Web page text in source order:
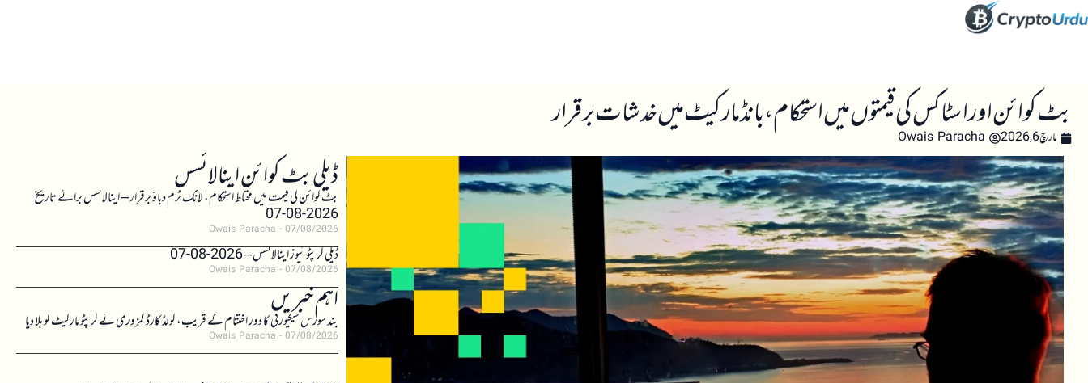
بٹ کوائن اور اسٹاکس کی قیمتوں میں استحکام، بانڈ مارکیٹ میں خدشات برقرار
مارچ 6, 2026 Owais Paracha
ڈیلی بٹ کوائن اینالائسس
بٹ کوائن کی قیمت میں محتاط استحکام، لانگ ٹرم دباؤ برقرار – اینالائسس برائے تاریخ
2026-08-07
Owais Paracha 07/08/2026
ڈیلی کرپٹو نیوز اینالائسس – 2026-08-07
Owais Paracha 07/08/2026
اہم خبریں
بند سورس سیکیورٹی کا دور اختتام کے قریب، کولڈ کارڈ کمزوری نے کرپٹو مارکیٹ کو ہلا دیا
Owais Paracha 07/08/2026